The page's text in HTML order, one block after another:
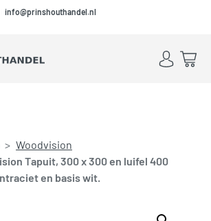
Skip to main content
Skip to footer
info@prinshouthandel.nl
Account
sluiten
Woodvision
Tapuit, 300 x 300 en luifel 400
en basis wit.